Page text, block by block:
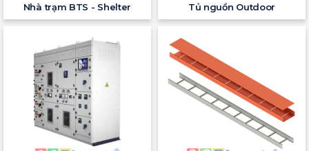
Nhà trạm BTS - Shelter Tủ nguồn Outdoor